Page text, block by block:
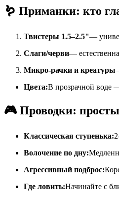
🪱 Приманки: кто
Твистеры 1.5–2.5"—
Слаги/черви—
Микро-рачки и креатуры
Цвета:В прозрачной воде
🎮 Проводки:
Классическая ступенька:
Волочение по дну:
Агрессивный подброс:
Где ловить:Начинайте с